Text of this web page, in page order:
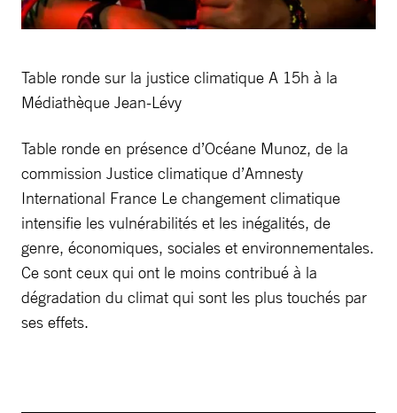
Table ronde sur la justice climatique A 15h à la
Médiathèque Jean-Lévy
Table ronde en présence d’Océane Munoz, de la
commission Justice climatique d’Amnesty
International France Le changement climatique
intensifie les vulnérabilités et les inégalités, de
genre, économiques, sociales et environnementales.
Ce sont ceux qui ont le moins contribué à la
dégradation du climat qui sont les plus touchés par
ses effets.